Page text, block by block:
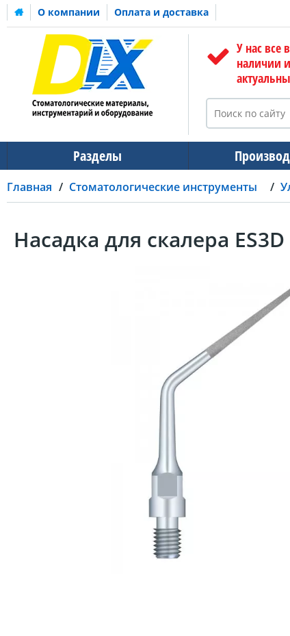
О компании Оплата и доставка
У нас все
наличии
актуальны
Разделы
Главная Стоматологические инструменты
Насадка для скалера ES3D